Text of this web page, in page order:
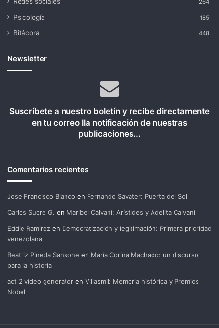
264
Psicología 185
Bitácora 448
Newsletter
Suscríbete a nuestro boletín y recibe directamente
en tu correo lla notificación de nuestras
publicaciones...
Comentarios recientes
Jose Francisco Blanco en Fernando Savater: Puerta del Sol
Carlos Sucre G. en Maribel Calvani: Arístides y Adelita Calvani
Eddie Ramirez en Democratización y legitimación: Primera prioridad
venezolana
Beatriz Pineda Sansone en María Corina Machado: un discurso
para la historia
act 2 video generator en Villasmil: Memoria histórica y Premios
Nobel